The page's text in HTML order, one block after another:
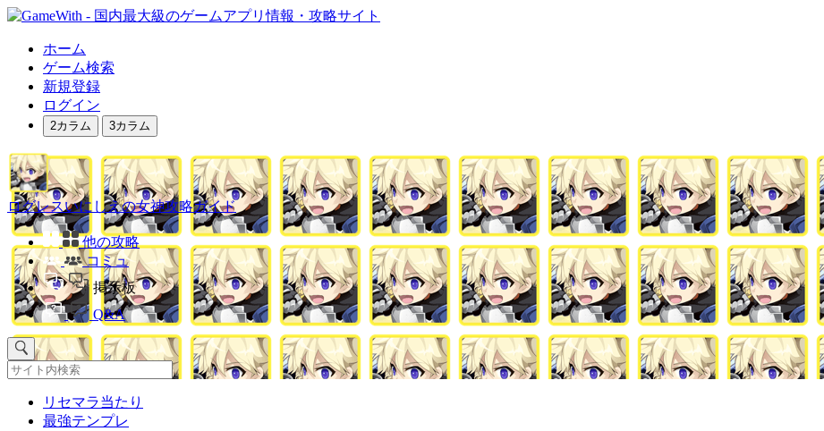
ホーム
ゲーム検索
新規登録
ログイン
2カラム 3カラム
ログレスいにしえの女神攻略ガイド
他の攻略
コミュ
掲示板
Q&A
リセマラ当たり
最強テンプレ